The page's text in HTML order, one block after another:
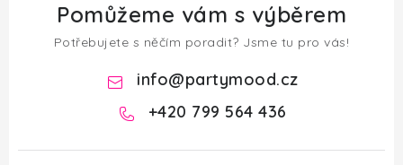
Pomůžeme vám s výběrem
Potřebujete s něčím poradit? Jsme tu pro vás!
info@partymood.cz
+420 799 564 436